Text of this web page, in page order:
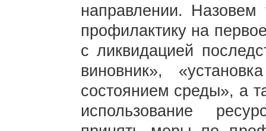
направлении. Назовем
профилактику на
с ликвидацией
виновник»,
состоянием среды», а
использование